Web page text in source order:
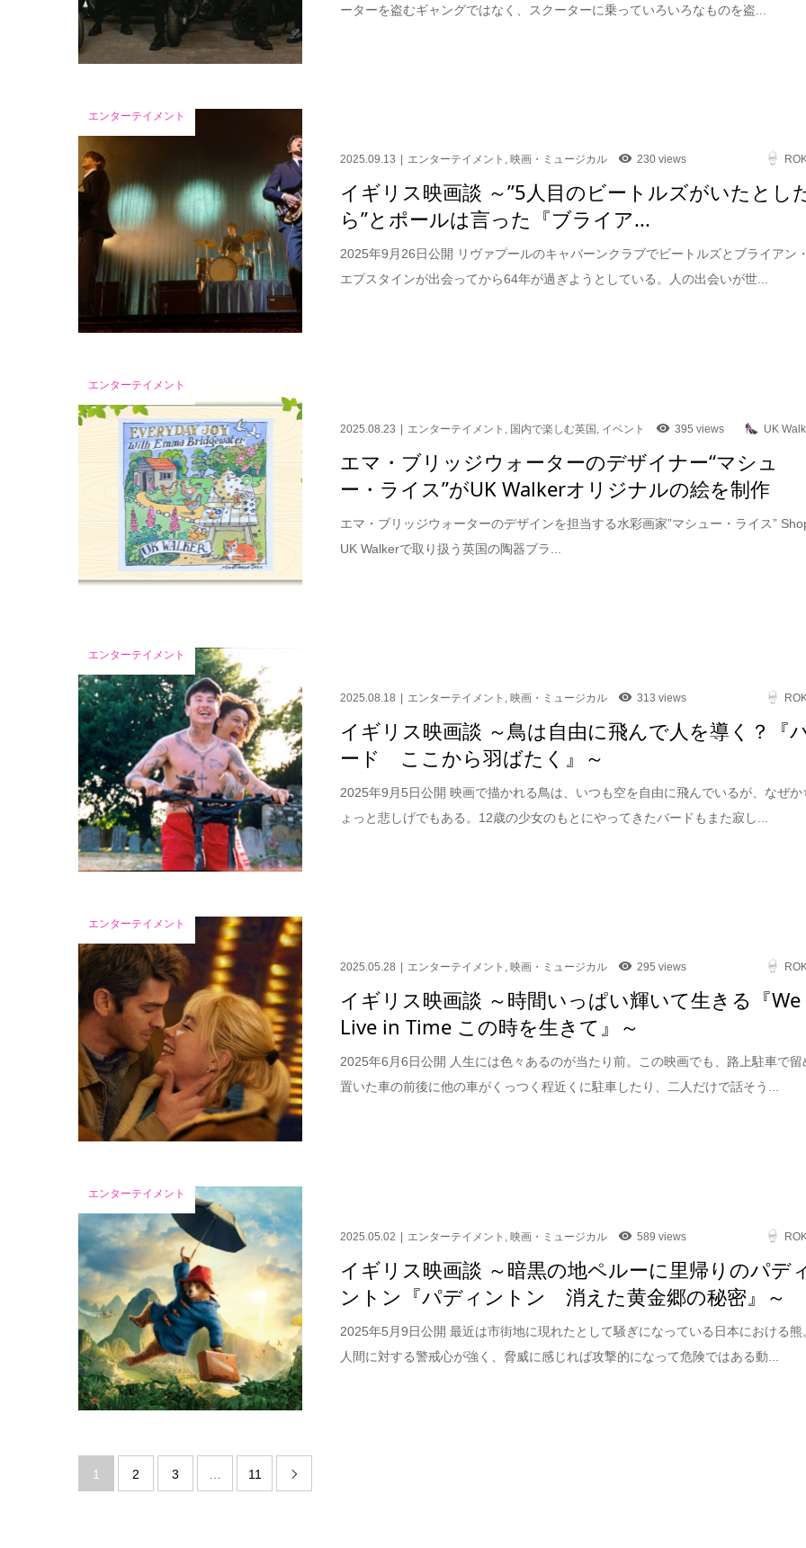
ーターを盗むギャングではなく、スクーターに乗っていろいろなものを盗...
エンターテイメント
2025.09.13 エンターテイメント , 映画・ミュージカル 230 views
イギリス映画談 ～”5人目のビートルズがいたとし
ら”とポールは言った『ブライア...
2025年9月26日公開 リヴァプールのキャバーンクラブでビートルズとブライアン・
エプスタインが出会ってから64年が過ぎようとしている。人の出会いが世...
エンターテイメント
2025.08.23 エンターテイメント 国内で楽しむ英国 イベント 395 views UK
エマ・ブリッジウォーターのデザイナー“マシュ
ー・ライス”がUK Walkerオリジナルの絵を制作
エマ・ブリッジウォーターのデザインを担当する水彩画家”マシュー・ライス”
UK Walkerで取り扱う英国の陶器ブラ...
エンターテイメント
2025.08.18 エンターテイメント , 映画・ミュージカル 313 views
イギリス映画談 ～鳥は自由に飛んで人を導く？『
ード ここから羽ばたく』～
2025年9月5日公開 映画で描かれる鳥は、いつも空を自由に飛んでいるが、なぜか
ょっと悲しげでもある。12歳の少女のもとにやってきたバードもまた寂し...
エンターテイメント
2025.05.28 エンターテイメント , 映画・ミュージカル 295 views
イギリス映画談 ～時間いっぱい輝いて生きる『We
Live in Time この時を生きて』～
2025年6月6日公開 人生には色々あるのが当たり前。この映画でも、路上駐車で留
置いた車の前後に他の車がくっつく程近くに駐車したり、二人だけで話そう...
エンターテイメント
2025.05.02 エンターテイメント ,映画・ミュージカル 589 views
イギリス映画談 ～暗黒の地ペルーに里帰りのパデ
ントン『パディントン 消えた黄金郷の秘密』～
2025年5月9日公開 最近は市街地に現れたとして騒ぎになっている日本における熊
人間に対する警戒心が強く、脅威に感じれば攻撃的になって危険ではある動...
1 2 3 11 